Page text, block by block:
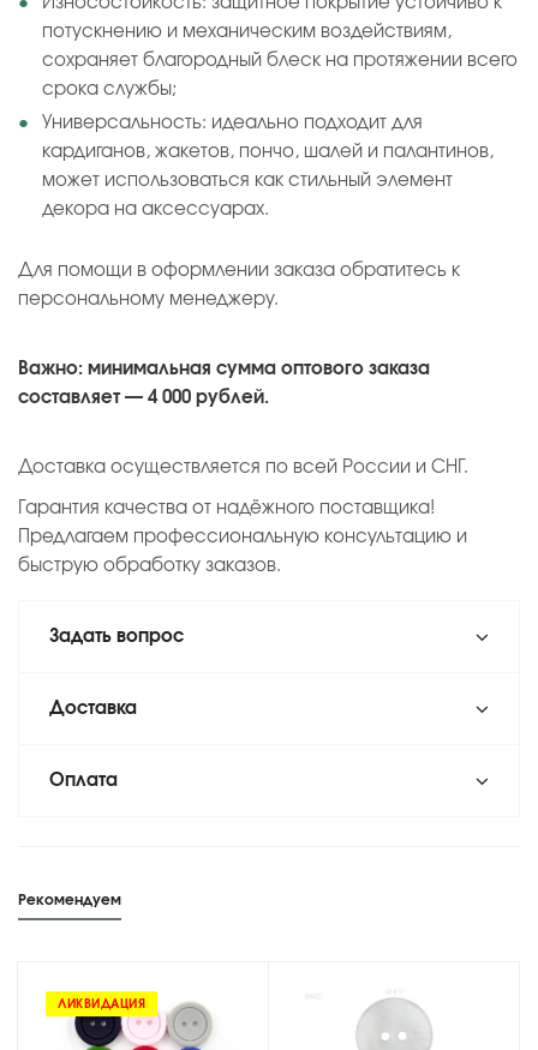
потускнению и механическим воздействиям,
сохраняет благородный блеск на протяжении всего
срока службы;
Универсальность: идеально подходит для
кардиганов, жакетов, пончо, шалей и палантинов,
может использоваться как стильный элемент
декора на аксессуарах.
Для помощи в оформлении заказа обратитесь к
персональному менеджеру.
Важно: минимальная сумма оптового заказа
составляет — 4 000 рублей.
Доставка осуществляется по всей России и СНГ.
Гарантия качества от надёжного поставщика!
Предлагаем профессиональную консультацию и
быструю обработку заказов.
Задать вопрос
Доставка
Оплата
Рекомендуем
ЛИКВИДАЦИЯ